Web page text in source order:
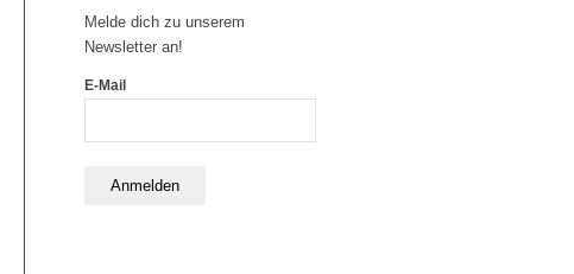
Melde dich zu unserem
Newsletter an!
E-Mail
Anmelden